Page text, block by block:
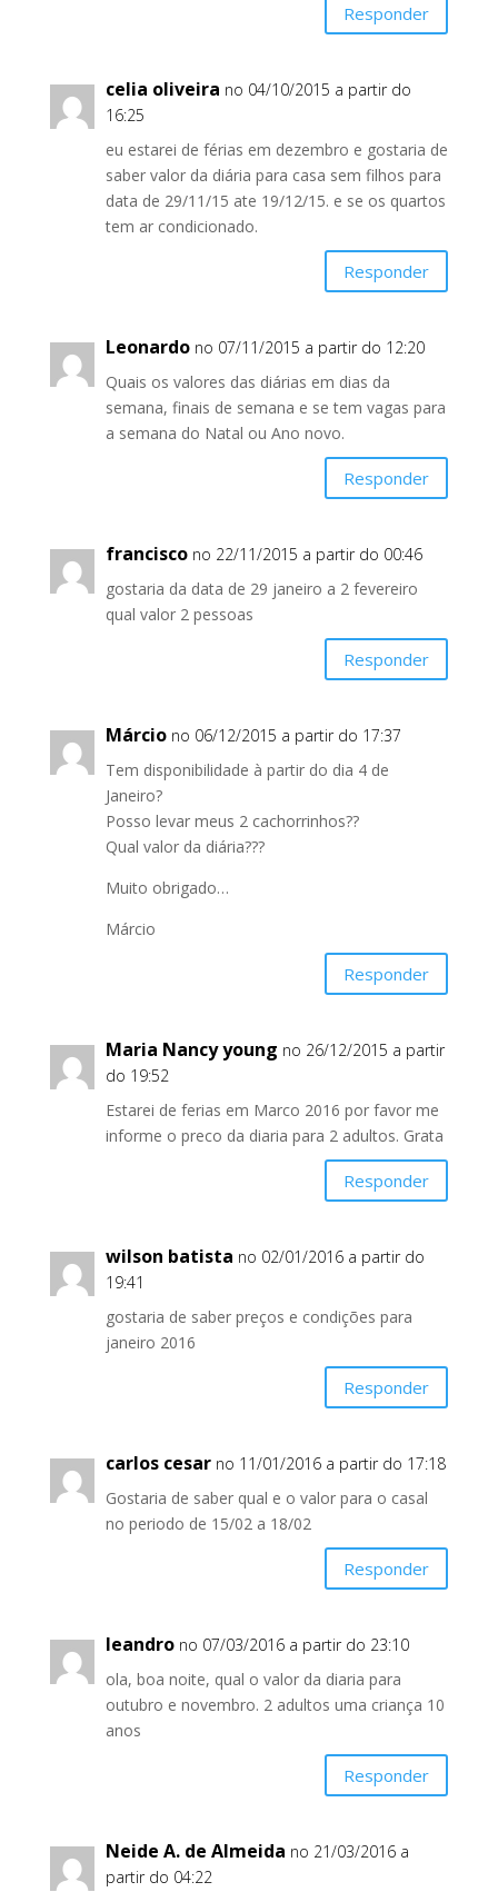
Responder
celia oliveira no 04/10/2015 a partir do
16:25
eu estarei de férias em dezembro e gostaria de
saber valor da diária para casa sem filhos para
data de 29/11/15 ate 19/12/15. e se os quartos
tem ar condicionado.
Responder
Leonardo no 07/11/2015 a partir do 12:20
Quais os valores das diárias em dias da
semana, finais de semana e se tem vagas para
a semana do Natal ou Ano novo.
Responder
francisco no 22/11/2015 a partir do 00:46
gostaria da data de 29 janeiro a 2 fevereiro
qual valor 2 pessoas
Responder
Márcio no 06/12/2015 a partir do 17:37
Tem disponibilidade à partir do dia 4 de
Janeiro?
Posso levar meus 2 cachorrinhos??
Qual valor da diária???
Muito obrigado…
Márcio
Responder
Maria Nancy young no 26/12/2015 a partir
do 19:52
Estarei de ferias em Marco 2016 por favor me
informe o preco da diaria para 2 adultos. Grata
Responder
wilson batista no 02/01/2016 a partir do
19:41
gostaria de saber preços e condições para
janeiro 2016
Responder
carlos cesar no 11/01/2016 a partir do 17:18
Gostaria de saber qual e o valor para o casal
no periodo de 15/02 a 18/02
Responder
leandro no 07/03/2016 a partir do 23:10
ola, boa noite, qual o valor da diaria para
outubro e novembro. 2 adultos uma criança 10
anos
Responder
Neide A. de Almeida no 21/03/2016 a
partir do 04:22